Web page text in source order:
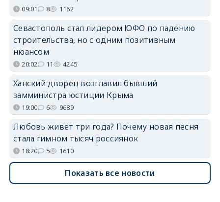
09:01 8 1162
Севастополь стал лидером ЮФО по падению
строительства, но с одним позитивным
нюансом
20:02 11 4245
Ханский дворец возглавил бывший
замминистра юстиции Крыма
19:00 6 9689
Любовь живёт три года? Почему новая песня
стала гимном тысяч россиянок
18:20 5 1610
Показать все новости